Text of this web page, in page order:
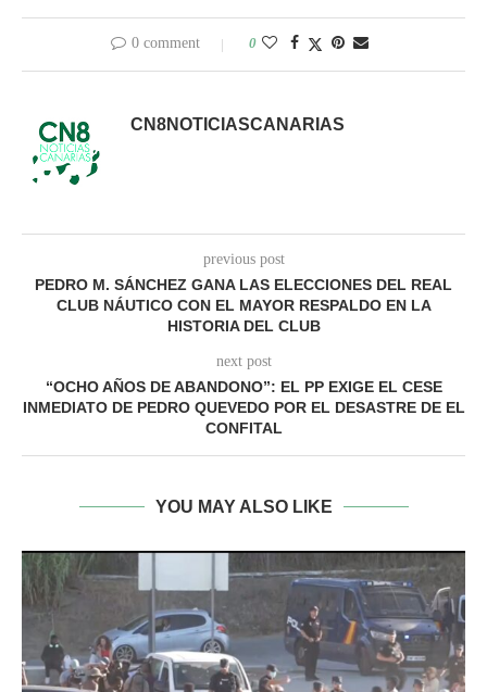
0 comment 0
CN8NOTICIASCANARIAS
previous post
PEDRO M. SÁNCHEZ GANA LAS ELECCIONES DEL REAL
CLUB NÁUTICO CON EL MAYOR RESPALDO EN LA
HISTORIA DEL CLUB
next post
“OCHO AÑOS DE ABANDONO”: EL PP EXIGE EL CESE
INMEDIATO DE PEDRO QUEVEDO POR EL DESASTRE DE EL
CONFITAL
YOU MAY ALSO LIKE